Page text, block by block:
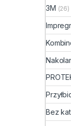
3M (26)
Bez